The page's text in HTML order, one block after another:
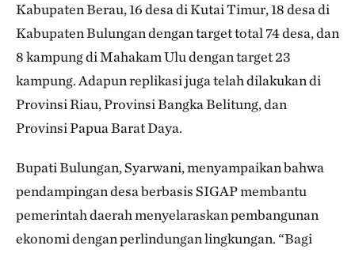
Kabupaten Berau, 16 desa di Kutai Timur, 18 desa di
Kabupaten Bulungan dengan target total 74 desa, dan
8 kampung di Mahakam Ulu dengan target 23
kampung. Adapun replikasi juga telah dilakukan di
Provinsi Riau, Provinsi Bangka Belitung, dan
Provinsi Papua Barat Daya.
Bupati Bulungan, Syarwani, menyampaikan bahwa
pendampingan desa berbasis SIGAP membantu
pemerintah daerah menyelaraskan pembangunan
ekonomi dengan perlindungan lingkungan. “Bagi